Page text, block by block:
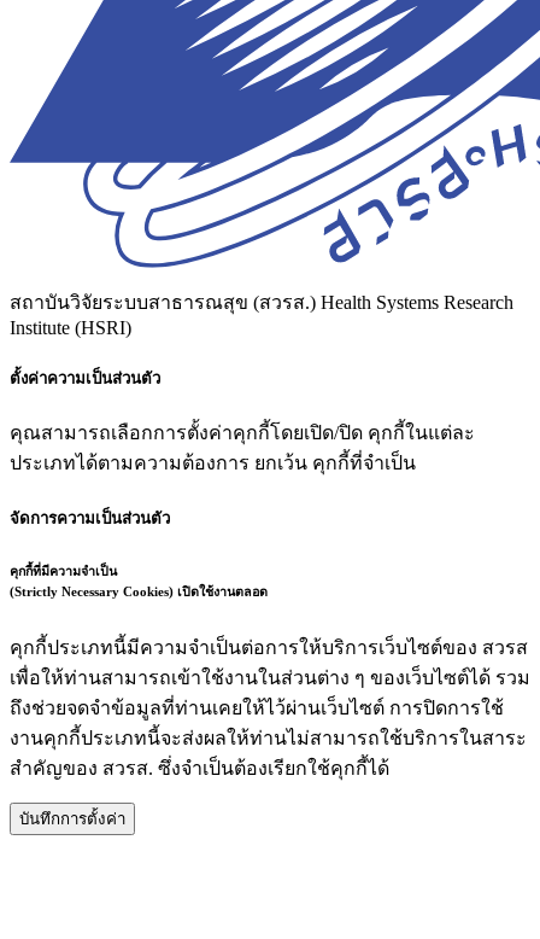
สถาบันวิจัยระบบสาธารณสุข (สวรส.) Health Systems Research
Institute (HSRI)
ตั้งค่าความเป็นส่วนตัว
คุณสามารถเลือกการตั้งค่าคุกกี้โดยเปิด/ปิด คุกกี้ในแต่ละ
ประเภทได้ตามความต้องการ ยกเว้น คุกกี้ที่จำเป็น
จัดการความเป็นส่วนตัว
คุกกี้ที่มีความจำเป็น
(Strictly Necessary Cookies) เปิดใช้งานตลอด
คุกกี้ประเภทนี้มีความจำเป็นต่อการให้บริการเว็บไซต์ของ สวรส
เพื่อให้ท่านสามารถเข้าใช้งานในส่วนต่าง ๆ ของเว็บไซต์ได้ รวม
ถึงช่วยจดจำข้อมูลที่ท่านเคยให้ไว้ผ่านเว็บไซต์ การปิดการใช้
งานคุกกี้ประเภทนี้จะส่งผลให้ท่านไม่สามารถใช้บริการในสาระ
สำคัญของ สวรส. ซึ่งจำเป็นต้องเรียกใช้คุกกี้ได้
บันทึกการตั้งค่า